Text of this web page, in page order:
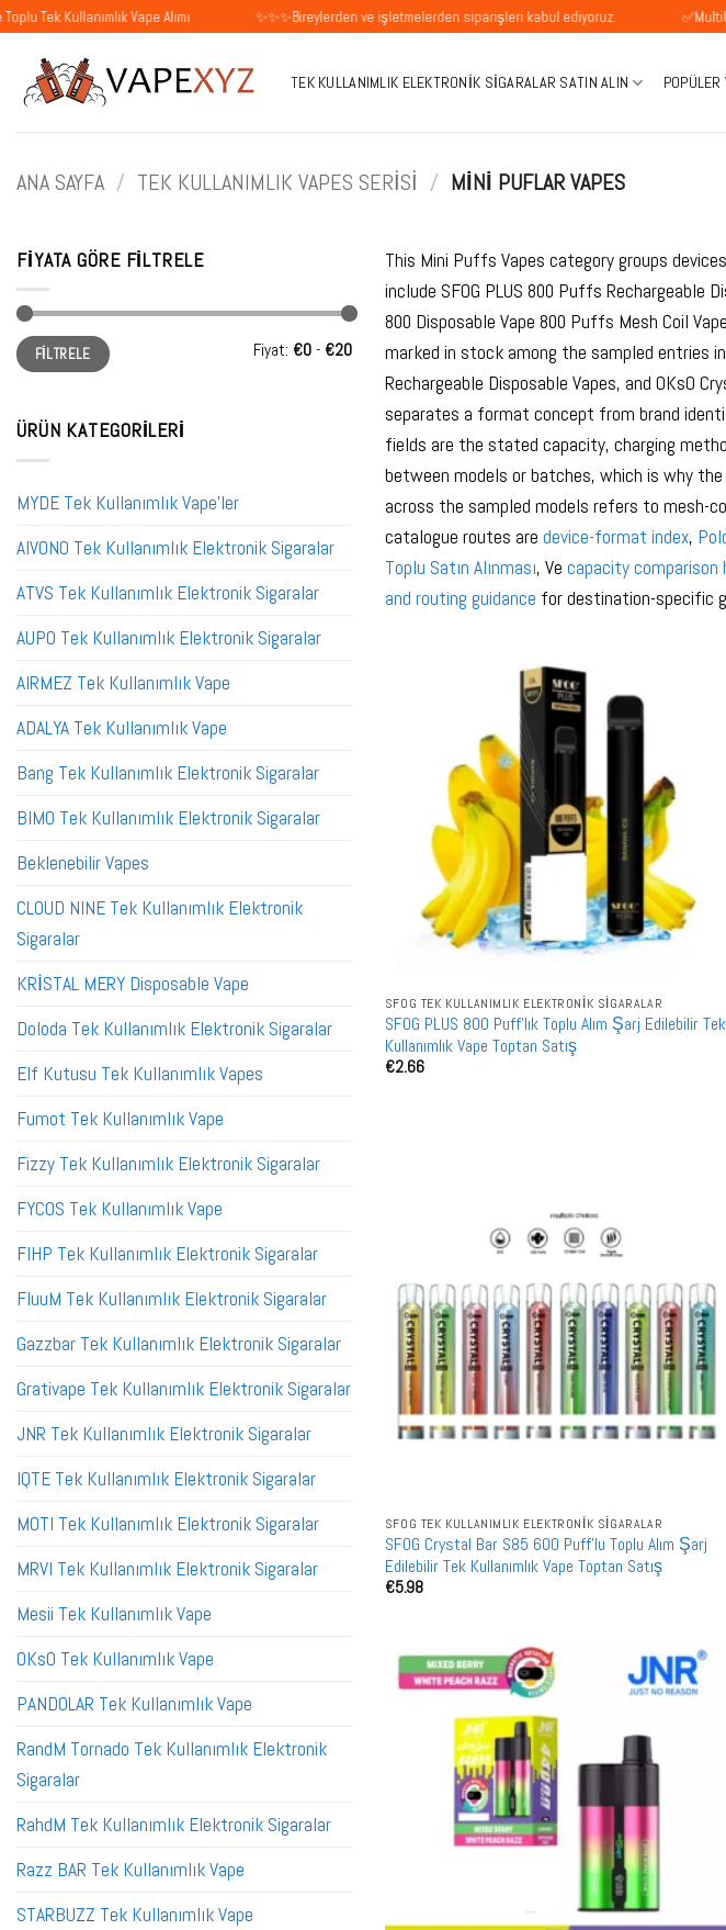
İçeriğe Vape Alımı ✨✨✨Bireylerden ve işletmelerden siparişleri kabul ediyoruz. ✅Multibanco
TEK KULLANIMLIK ELEKTRONIK SIGARALAR SATIN ALIN
ANA SAYFA / TEK KULLANIMLIK VAPES SERISI / MINI PUFLAR VAPES
FIYATA GÖRE FILTRELE
En
düşük
fiyat
En
yüksek
fiyat
FILTRELE Fiyat: €0 - €20
ÜRÜN KATEGORILERI
MYDE Tek Kullanımlık Vape'ler
AIVONO Tek Kullanımlık Elektronik Sigaralar
ATVS Tek Kullanımlık Elektronik Sigaralar
AUPO Tek Kullanımlık Elektronik Sigaralar
AIRMEZ Tek Kullanımlık Vape
ADALYA Tek Kullanımlık Vape
Bang Tek Kullanımlık Elektronik Sigaralar
BIMO Tek Kullanımlık Elektronik Sigaralar
Beklenebilir Vapes
CLOUD NINE Tek Kullanımlık Elektronik
Sigaralar
KRİSTAL MERY Disposable Vape
Doloda Tek Kullanımlık Elektronik Sigaralar
Elf Kutusu Tek Kullanımlık Vapes
Fumot Tek Kullanımlık Vape
Fizzy Tek Kullanımlık Elektronik Sigaralar
FYCOS Tek Kullanımlık Vape
FIHP Tek Kullanımlık Elektronik Sigaralar
FluuM Tek Kullanımlık Elektronik Sigaralar
Gazzbar Tek Kullanımlık Elektronik Sigaralar
Grativape Tek Kullanımlık Elektronik Sigaralar
JNR Tek Kullanımlık Elektronik Sigaralar
IQTE Tek Kullanımlık Elektronik Sigaralar
MOTI Tek Kullanımlık Elektronik Sigaralar
MRVI Tek Kullanımlık Elektronik Sigaralar
Mesii Tek Kullanımlık Vape
OKsO Tek Kullanımlık Vape
PANDOLAR Tek Kullanımlık Vape
RandM Tornado Tek Kullanımlık Elektronik
Sigaralar
RahdM Tek Kullanımlık Elektronik Sigaralar
Razz BAR Tek Kullanımlık Vape
STARBUZZ Tek Kullanımlık Vape
This Mini Puffs Vapes category groups
include SFOG PLUS 800 Puffs Rechargeable
800 Disposable Vape 800 Puffs Mesh Coil
marked in stock among the sampled entries
Rechargeable Disposable Vapes, and OKsO
separates a format concept from brand
fields are the stated capacity, charging
between models or batches, which is why
across the sampled models refers to mesh-
catalogue routes are device-format index,
Toplu Satın Alınması, Ve capacity comparison
and routing guidance for destination-specific
SFOG TEK KULLANIMLIK ELEKTRONIK SIGARALAR
SFOG PLUS 800 Puff'lık Toplu Alım Şarj Edilebilir Tek
Kullanımlık Vape Toptan Satış
€2.66
SFOG TEK KULLANIMLIK ELEKTRONIK SIGARALAR
SFOG Crystal Bar S85 600 Puff'lu Toplu Alım Şarj
Edilebilir Tek Kullanımlık Vape Toptan Satış
€5.98